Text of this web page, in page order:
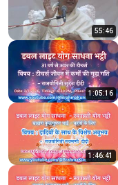
55:46
1:05:16
1:46:41